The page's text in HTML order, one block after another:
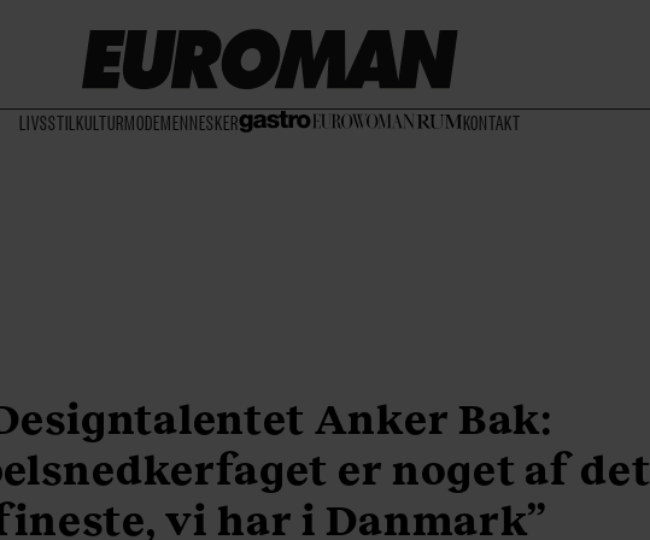
LIVSSTIL KULTURMODEMENNESKER KONTAKT
Anker Bak:
er noget af det
vi har i Danmark”